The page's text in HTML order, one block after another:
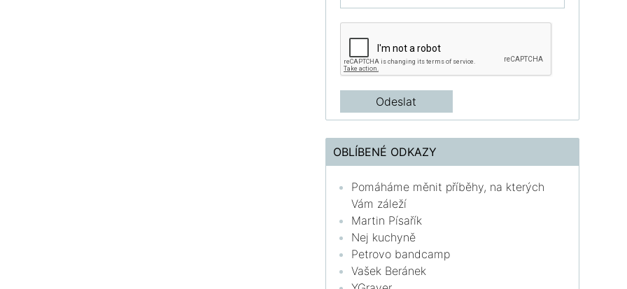
OBLÍBENÉ ODKAZY
Pomáháme měnit příběhy, na kterých
Vám záleží
Martin Písařík
Nej kuchyně
Petrovo bandcamp
Vašek Beránek